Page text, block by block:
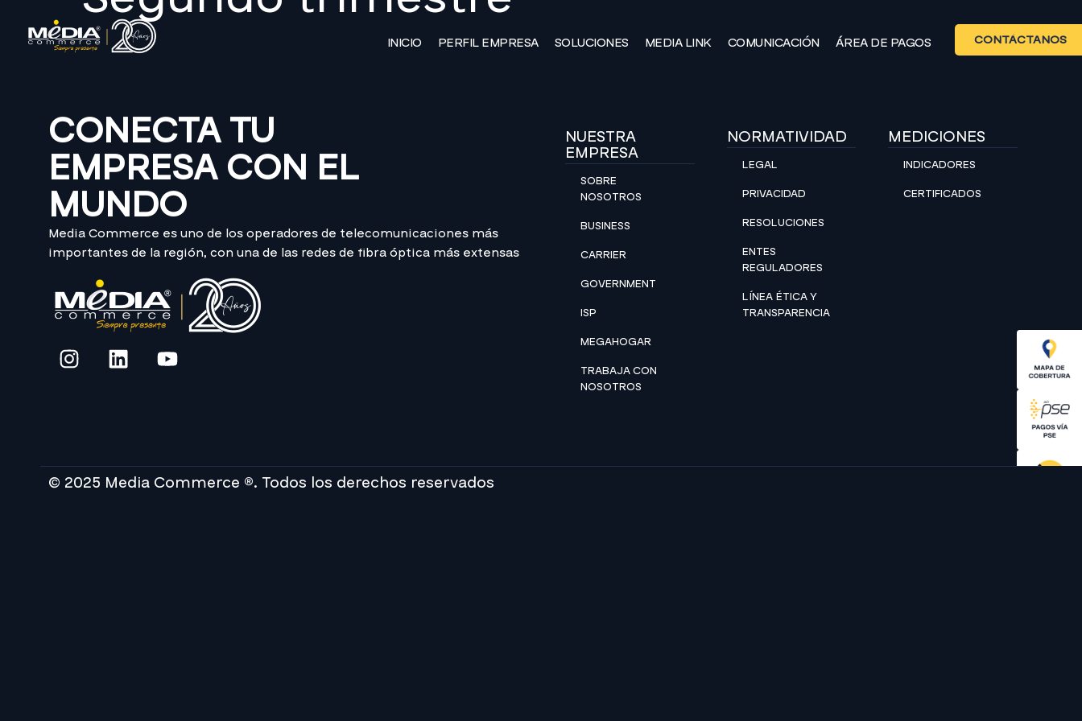
INICIO PERFIL EMPRESA SOLUCIONES MEDIA LINK COMUNICACIÓN ÁREA DE PAGOS CONTÁCTANOS
CONECTA TU
EMPRESA CON EL
MUNDO
Media Commerce es uno de los operadores de telecomunicaciones más
importantes de la región, con una de las redes de fibra óptica más extensas
NUESTRA
EMPRESA
SOBRE
NOSOTROS
BUSINESS
CARRIER
GOVERNMENT
ISP
MEGAHOGAR
TRABAJA CON
NOSOTROS
NORMATIVIDAD
LEGAL
PRIVACIDAD
RESOLUCIONES
ENTES
REGULADORES
LÍNEA ÉTICA Y
TRANSPARENCIA
MEDICIONES
INDICADORES
CERTIFICADOS
© 2025 Media Commerce ®. Todos los derechos reservados